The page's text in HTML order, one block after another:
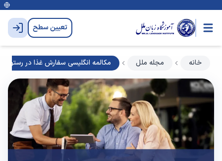
تعیین سطح
خانه مجله ملل مکالمه انگلیسی سفارش غذا در رستوران